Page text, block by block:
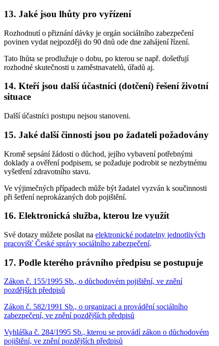
13. Jaké jsou lhůty pro vyřízení
Rozhodnutí o přiznání dávky je orgán sociálního zabezpečení
povinen vydat nejpozději do 90 dnů ode dne zahájení řízení.
Tato lhůta se prodlužuje o dobu, po kterou se např. došetřují
rozhodné skutečnosti u zaměstnavatelů, úřadů aj.
14. Kteří jsou další účastníci (dotčení) řešení životní
situace
Další účastníci postupu nejsou stanoveni.
15. Jaké další činnosti jsou po žadateli požadovány
Kromě sepsání žádosti o důchod, jejího vybavení potřebnými
doklady a ověření podpisem, se požaduje podrobit se nezbytnému
vyšetření zdravotního stavu.
Ve výjimečných případech může být žadatel vyzván k součinnosti
při šetření neprokázaných dob pojištění.
16. Elektronická služba, kterou lze využít
Své dotazy můžete posílat na elektronické podatelny jednotlivých
pracovišť České správy sociálního zabezpečení.
17. Podle kterého právního předpisu se postupuje
Zákon č. 155/1995 Sb., o důchodovém pojištění, ve znění
pozdějších předpisů
Zákon č. 582/1991 Sb., o organizaci a provádění sociálního
zabezpečení, ve znění pozdějších předpisů
Vyhláška č. 284/1995 Sb., kterou se provádí zákon o důchodovém
pojištění, ve znění pozdějších předpisů